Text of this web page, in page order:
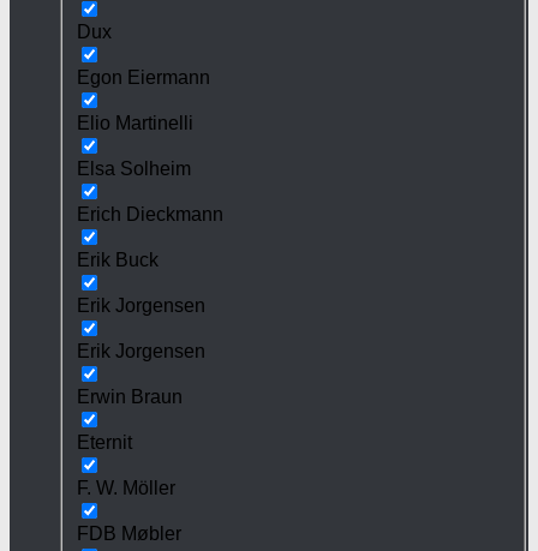
Dux
Egon Eiermann
Elio Martinelli
Elsa Solheim
Erich Dieckmann
Erik Buck
Erik Jorgensen
Erik Jorgensen
Erwin Braun
Eternit
F. W. Möller
FDB Møbler